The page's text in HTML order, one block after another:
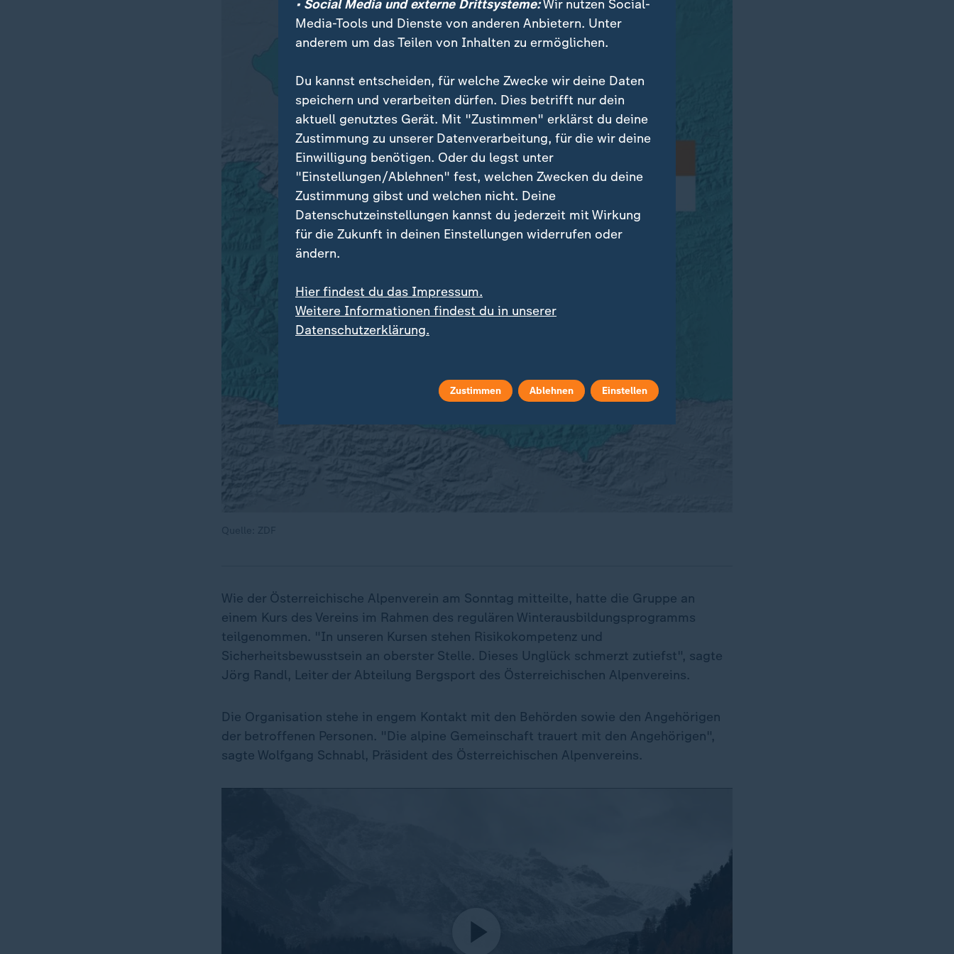
Wie der Österreichische Alpenverein am Sonntag mitteilte, hatte die Gruppe an
einem Kurs des Vereins im Rahmen des regulären Winterausbildungsprogramms
teilgenommen. "In unseren Kursen stehen Risikokompetenz und
Sicherheitsbewusstsein an oberster Stelle. Dieses Unglück schmerzt zutiefst", sagte
Jörg Randl, Leiter der Abteilung Bergsport des Österreichischen Alpenvereins.
Die Organisation stehe in engem Kontakt mit den Behörden sowie den Angehörigen
der betroffenen Personen. "Die alpine Gemeinschaft trauert mit den Angehörigen",
sagte Wolfgang Schnabl, Präsident des Österreichischen Alpenvereins.
• Social Media und externe Drittsysteme:Wir nutzen Social-
Media-Tools und Dienste von anderen Anbietern. Unter
anderem um das Teilen von Inhalten zu ermöglichen.
Du kannst entscheiden, für welche Zwecke wir deine Daten
speichern und verarbeiten dürfen. Dies betrifft nur dein
aktuell genutztes Gerät. Mit "Zustimmen" erklärst du deine
Zustimmung zu unserer Datenverarbeitung, für die wir deine
Einwilligung benötigen. Oder du legst unter
"Einstellungen/Ablehnen" fest, welchen Zwecken du deine
Zustimmung gibst und welchen nicht. Deine
Datenschutzeinstellungen kannst du jederzeit mit Wirkung
für die Zukunft in deinen Einstellungen widerrufen oder
ändern.
Hier findest du das Impressum.
Weitere Informationen findest du in unserer
Datenschutzerklärung.
Zustimmen Ablehnen Einstellen